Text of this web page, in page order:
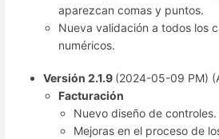
aparezcan comas y puntos.
Nueva validación a todos los
numéricos.
Versión 2.1.9 (2024-05-09 PM)
Facturación
Nuevo diseño de controles.
Mejoras en el proceso de